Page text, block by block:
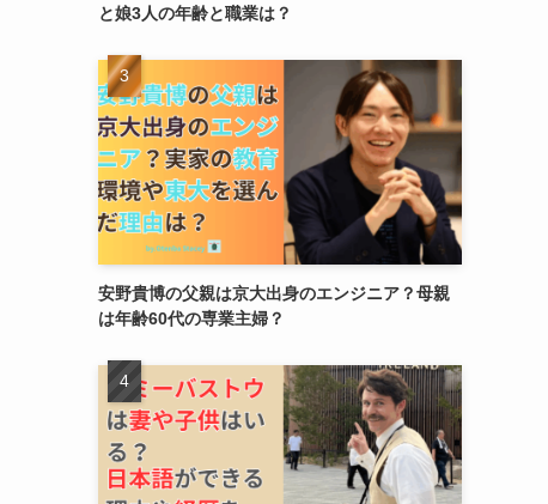
と娘3人の年齢と職業は？
安野貴博の父親は京大出身のエンジニア？母親
は年齢60代の専業主婦？